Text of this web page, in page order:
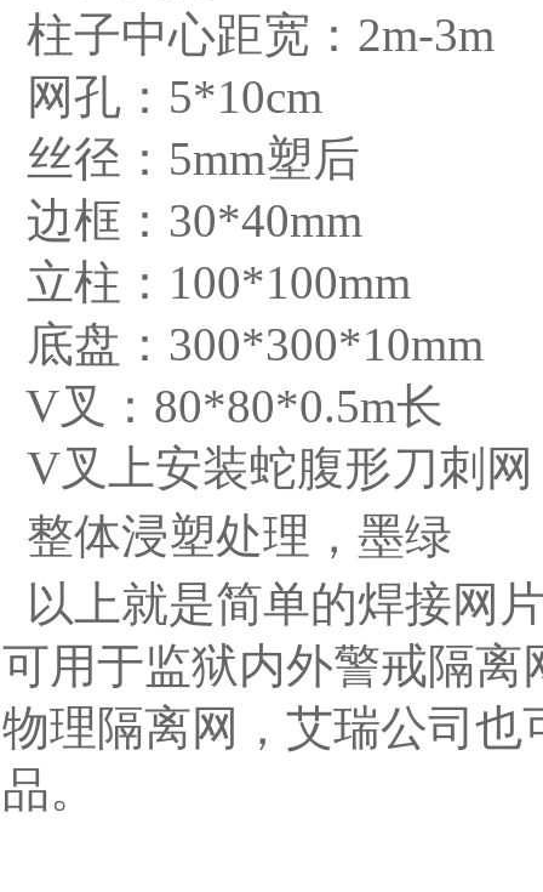
柱子中心距宽：2m-3m
网孔：5*10cm
丝径：5mm塑后
边框：30*40mm
立柱：100*100mm
底盘：300*300*10mm
V叉：80*80*0.5m长
V叉上安装蛇腹形刀刺
整体浸塑处理，墨绿
以上就是简单的焊接网
可用于监狱内外警戒隔
物理隔离网，艾瑞公司
品。